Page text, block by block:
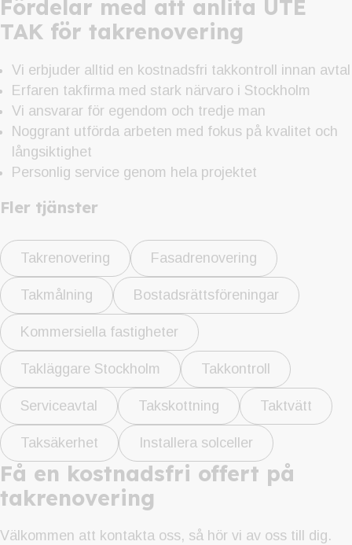
Fördelar med att anlita UTE
TAK för takrenovering
Vi erbjuder alltid en kostnadsfri takkontroll innan avtal
Erfaren takfirma med stark närvaro i Stockholm
Vi ansvarar för egendom och tredje man
Noggrant utförda arbeten med fokus på kvalitet och
långsiktighet
Personlig service genom hela projektet
Fler tjänster
Takrenovering Fasadrenovering
Takmålning Bostadsrättsföreningar
Kommersiella fastigheter
Takläggare Stockholm Takkontroll
Serviceavtal Takskottning Taktvätt
Taksäkerhet Installera solceller
Få en kostnadsfri offert på
takrenovering
Välkommen att kontakta oss, så hör vi av oss till dig.